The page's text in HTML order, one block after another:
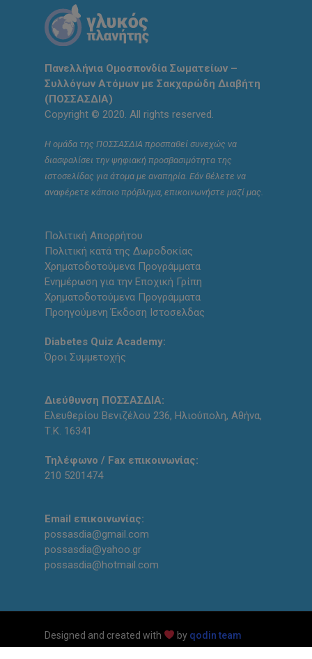
Πανελλήνια Ομοσπονδία Σωματείων –
Συλλόγων Ατόμων με Σακχαρώδη Διαβήτη
(ΠΟΣΣΑΣΔΙΑ)
Copyright © 2020. All rights reserved.
Η ομάδα της ΠΟΣΣΑΣΔΙΑ προσπαθεί συνεχώς να
διασφαλίσει την ψηφιακή προσβασιμότητα της
ιστοσελίδας για άτομα με αναπηρία. Εάν θέλετε να
αναφέρετε κάποιο πρόβλημα, επικοινωνήστε μαζί μας.
Πολιτική Απορρήτου
Πολιτική κατά της Δωροδοκίας
Χρηματοδοτούμενα Προγράμματα
Ενημέρωση για την Εποχική Γρίπη
Χρηματοδοτούμενα Προγράμματα
Προηγούμενη Έκδοση Ιστοσελδας
Diabetes Quiz Academy:
Όροι Συμμετοχής
Διεύθυνση ΠΟΣΣΑΣΔΙΑ:
Ελευθερίου Βενιζέλου 236, Ηλιούπολη, Αθήνα,
Τ.Κ. 16341
Τηλέφωνο / Fax επικοινωνίας:
210 5201474
Email επικοινωνίας:
possasdia@gmail.com
possasdia@yahoo.gr
possasdia@hotmail.com
Designed and created with by qodin team